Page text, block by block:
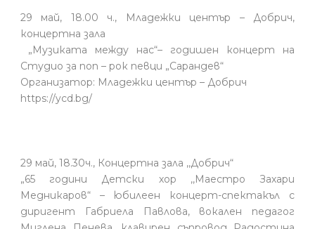
29 май, 18.00 ч., Младежки център – Добрич,
концертна зала
„Музиката между нас“– годишен концерт на
Студио за поп – рок певци „Сарандев“
Организатор: Младежки център – Добрич
https://ycd.bg/
29 май, 18.30ч., Концертна зала ,,Добрич“
„65 години Детски хор ,‚Маестро Захари
Медникаров“ – юбилеен концерт-спектакъл с
диригент Габриела Павлова, вокален педагог